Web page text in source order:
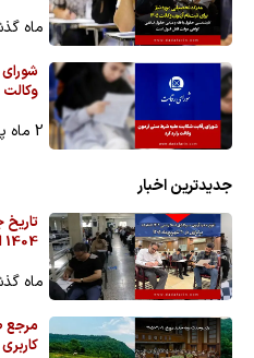
ماه
وکالت
2 ماه پیش
جدیدترین اخبار
1404 اعلام شد
ماه
مرجع